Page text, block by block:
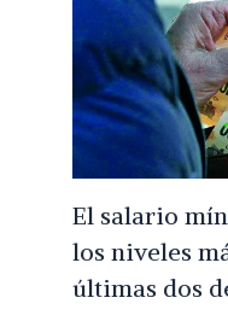
El salario
los niveles
últimas dos